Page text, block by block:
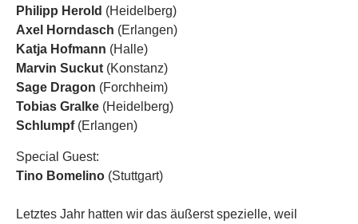
Philipp Herold (Heidelberg)
Axel Horndasch (Erlangen)
Katja Hofmann (Halle)
Marvin Suckut (Konstanz)
Sage Dragon (Forchheim)
Tobias Gralke (Heidelberg)
Schlumpf(Erlangen)
Special Guest:
Tino Bomelino (Stuttgart)
Letztes Jahr hatten wir das äußerst spezielle, weil